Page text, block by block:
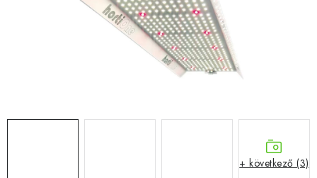
Általános Üzleti Feltételek
Kapcsolat
+ következő (3)